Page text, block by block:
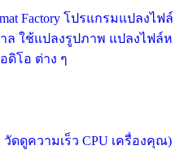
Factory โปรแกรมแปลงไฟล์
ล ใช้แปลงรูปภาพ แปลงไฟล์ห
ดิโอ ต่าง ๆ
วัดดูความเร็ว CPU เครื่องคุณ)